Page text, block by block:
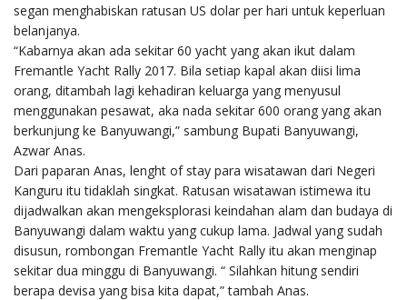
segan menghabiskan ratusan US dolar per hari untuk keperluan
belanjanya.
“Kabarnya akan ada sekitar 60 yacht yang akan ikut dalam
Fremantle Yacht Rally 2017. Bila setiap kapal akan diisi lima
orang, ditambah lagi kehadiran keluarga yang menyusul
menggunakan pesawat, aka nada sekitar 600 orang yang akan
berkunjung ke Banyuwangi,” sambung Bupati Banyuwangi,
Azwar Anas.
Dari paparan Anas, lenght of stay para wisatawan dari Negeri
Kanguru itu tidaklah singkat. Ratusan wisatawan istimewa itu
dijadwalkan akan mengeksplorasi keindahan alam dan budaya di
Banyuwangi dalam waktu yang cukup lama. Jadwal yang sudah
disusun, rombongan Fremantle Yacht Rally itu akan menginap
sekitar dua minggu di Banyuwangi. “ Silahkan hitung sendiri
berapa devisa yang bisa kita dapat,” tambah Anas.